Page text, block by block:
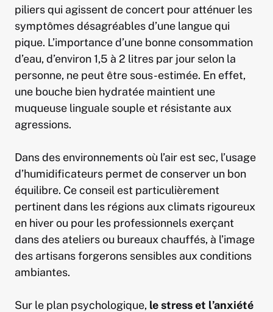
piliers qui agissent de concert pour atténuer les
symptômes désagréables d’une langue qui
pique. L’importance d’une bonne consommation
d’eau, d’environ 1,5 à 2 litres par jour selon la
personne, ne peut être sous-estimée. En effet,
une bouche bien hydratée maintient une
muqueuse linguale souple et résistante aux
agressions.
Dans des environnements où l’air est sec, l’usage
d’humidificateurs permet de conserver un bon
équilibre. Ce conseil est particulièrement
pertinent dans les régions aux climats rigoureux
en hiver ou pour les professionnels exerçant
dans des ateliers ou bureaux chauffés, à l’image
des artisans forgerons sensibles aux conditions
ambiantes.
Sur le plan psychologique, le stress et l’anxiété